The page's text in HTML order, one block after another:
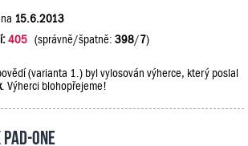
15.6.2013
405 (správně/špatně: 398/7)
(varianta 1.) byl vylosován výherce, který poslal
. Výherci blohopřejeme!
One